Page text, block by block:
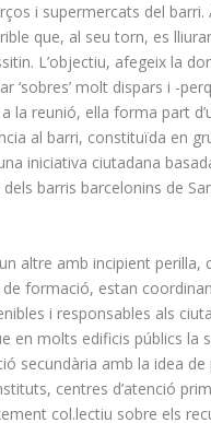
i supermercats del barri.
que, al seu torn, es
L’objectiu, afegeix la
‘sobres’ molt dispars i -
la reunió, ella forma part
al barri, constituïda en
una iniciativa ciutadana
barris barcelonins de
altre amb incipient perilla,
formació, estan
i responsables als
en molts edificis públics
secundària amb la idea
centres d’atenció
col.lectiu sobre els